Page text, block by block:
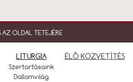
AZ OLDAL TETEJÉRE
LITURGIA
Szertartásaink
Dallamvilág
ÉLŐ KÖZVETÍTÉS